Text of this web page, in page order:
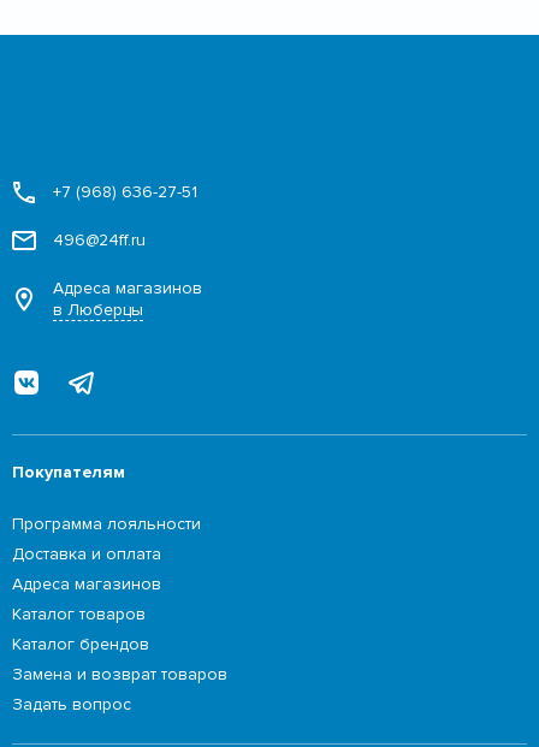
+7 (968) 636-27-51
496@24ff.ru
Адреса магазинов
в Люберцы
Покупателям
Программа лояльности
Доставка и оплата
Адреса магазинов
Каталог товаров
Каталог брендов
Замена и возврат товаров
Задать вопрос